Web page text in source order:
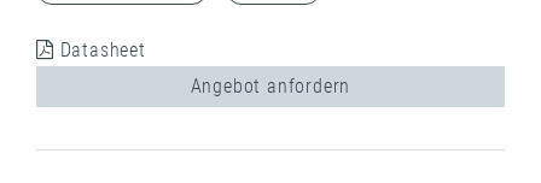
Datasheet
Angebot anfordern